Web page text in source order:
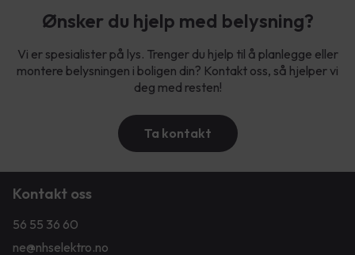
Ønsker du hjelp med belysning?
Vi er spesialister på lys. Trenger du hjelp til å planlegge eller
montere belysningen i boligen din? Kontakt oss, så hjelper vi
deg med resten!
Ta kontakt
Kontakt oss
56 55 36 60
ne@nhselektro.no